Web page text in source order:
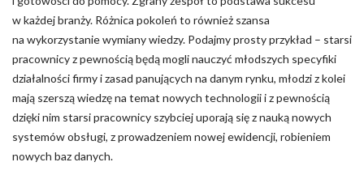
w każdej branży. Różnica pokoleń to również szansa
na wykorzystanie wymiany wiedzy. Podajmy prosty przykład – starsi
pracownicy z pewnością będą mogli nauczyć młodszych specyfiki
działalności firmy i zasad panujących na danym rynku, młodzi z kolei
mają szerszą wiedzę na temat nowych technologii i z pewnością
dzięki nim starsi pracownicy szybciej uporają się z nauką nowych
systemów obsługi, z prowadzeniem nowej ewidencji, robieniem
nowych baz danych.